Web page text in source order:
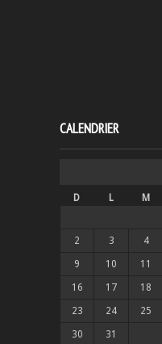
CALENDRIER
D L M
2 3 4
9 10 11
16 17 18
23 24 25
30 31